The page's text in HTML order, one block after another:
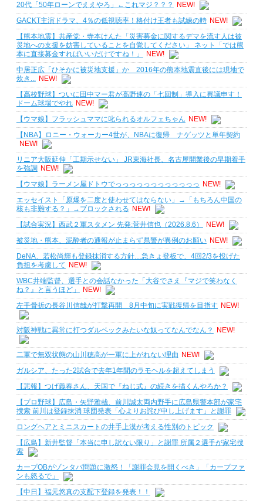
20代「50年ローンでええやろ」←これマジ？？？
NEW!
GACKT主演ドラマ、4％の低視聴率！格付け王者も試練の時 NEW!
【熊本地震】共産党・寺本けんた「災害募金に関するデマを流す人は被
災地への支援を妨害していることを自覚してください」 ネット「では熊
本に直接募金すればいいだけですね！」
NEW!
中居正広「ひそかに被災地支援」か 2016年の熊本地震直後には現地で
炊き... NEW!
【高校野球】ついに田中マー君が高野連の「七回制」導入に異議申す！
ドーム球場でやれ NEW!
【ウマ娘】フラッシュママに叱られるオルフェちゃん NEW!
【NBA】ロニー・ウォーカー4世が、NBAに復帰 ナゲッツと単年契約
NEW!
リニア大阪延伸「工期示せない」 JR東海社長、名古屋開業後の早期着手
を強調
NEW!
【ウマ娘】ラーメン屋ドトウでっっっっっっっっっっっっ NEW!
エッセイスト「原爆を二度と使わせてはならない」→「もちろん中国の
核も非難する？」→ブロックされる NEW!
【試合実況】西武２軍スタメン 先発:菅井信也（2026.8.6）
NEW!
被災地・熊本、泥酔者の通報が止まらず県警が異例のお願い NEW!
DeNA、若松尚輝も登録抹消する方針…急きょ登板で、4回2/3を投げた
負担を考慮して NEW!
WBC井端監督、選手との会話なかった「大谷でさえ『マジで笑わなく
ね？』と言うほど」
NEW!
左手骨折の長谷川信哉が打撃再開 8月中旬に実戦復帰を目指す NEW!
対阪神戦に異常に打つダルベックみたいな奴ってなんでなん？ NEW!
二軍で無双状態の山川穂高が一軍に上がれない理由 NEW!
ガルシア、たった2試合で去年1年間のラモヘルを超えてしまう
【悲報】つげ義春さん、天国で『ねじ式』の続きを描くんやろか？
【プロ野球】広島・矢野雅哉、前川誠太両内野手に広島県警本部が家宅
捜索 前川は登録抹消 球団発表「心よりお詫び申し上げます」と謝罪
ロングヘアとミニスカートの井手上漠が考える性別のトピック
【広島】新井監督「本当に申し訳ない限り」と謝罪 所属２選手が家宅捜
索
カープOBがゾンタバ問題に激怒！「謝罪会見を開くべき」「カープファ
ンも怒るで」
【中日】福元悠真の支配下登録を発表！！